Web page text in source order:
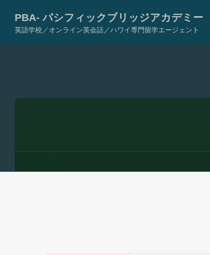
PBA- パシフィックブリッジアカデミー
英語学校／オンライン英会話／ハワイ専門留学エージェント